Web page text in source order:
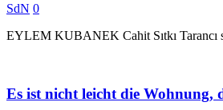
SdN 0
EYLEM KUBANEK Cahit Sıtkı Tarancı
Es ist nicht leicht die Wohnung,